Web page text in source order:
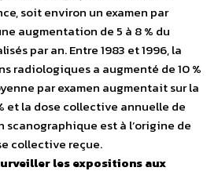
soit environ un examen par
augmentation de 5 à 8 % du
par an. Entre 1983 et 1996, la
radiologiques a augmenté de 10 %
par examen augmentait sur la
et la dose collective annuelle de
scanographique est à l’origine de
collective reçue.
les expositions aux